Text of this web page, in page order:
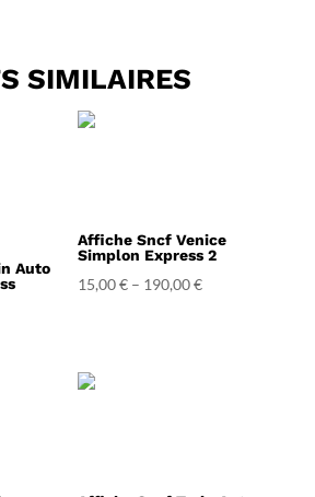
SIMILAIRES
Auto
Affiche Sncf Venice
Simplon Express 2
15,00€ – 190,00€